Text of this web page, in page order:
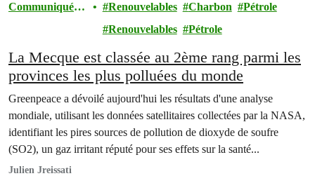
Communiqué
Renouvelables Charbon
Pétrole
Renouvelables
Pétrole
La Mecque est classée au 2ème rang parmi les
provinces les plus polluées du monde
Greenpeace a dévoilé aujourd'hui les résultats d'une analyse
mondiale, utilisant les données satellitaires collectées par la NASA,
identifiant les pires sources de pollution de dioxyde de soufre
(SO2), un gaz irritant réputé pour ses effets sur la santé...
Julien Jreissati